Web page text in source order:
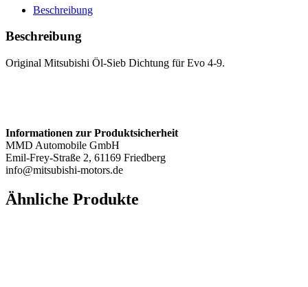
4-
9
Beschreibung
Beschreibung
Original Mitsubishi Öl-Sieb Dichtung für Evo 4-9.
Informationen zur Produktsicherheit
MMD Automobile GmbH
Emil-Frey-Straße 2, 61169 Friedberg
info@mitsubishi-motors.de
Ähnliche Produkte